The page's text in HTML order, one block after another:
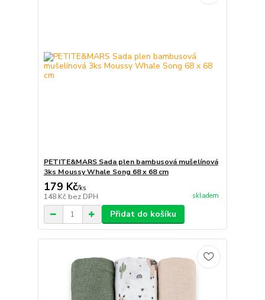
PETITE&MARS Sada plen bambusová mušelínová
3ks Moussy Whale Song 68 x 68 cm
179 Kč/ks
148 Kč bez DPH skladem
Přidat do košíku